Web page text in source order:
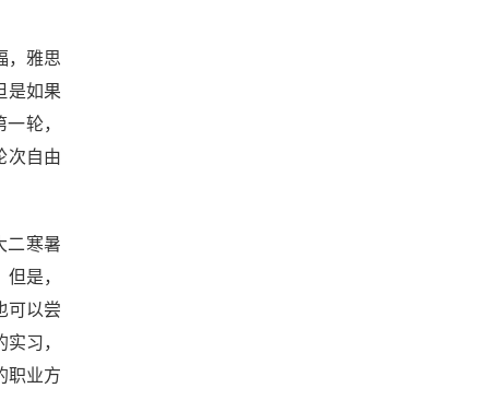
，雅思
是如果
轮，
次自由
二寒暑
是，
可以尝
习，
职业方